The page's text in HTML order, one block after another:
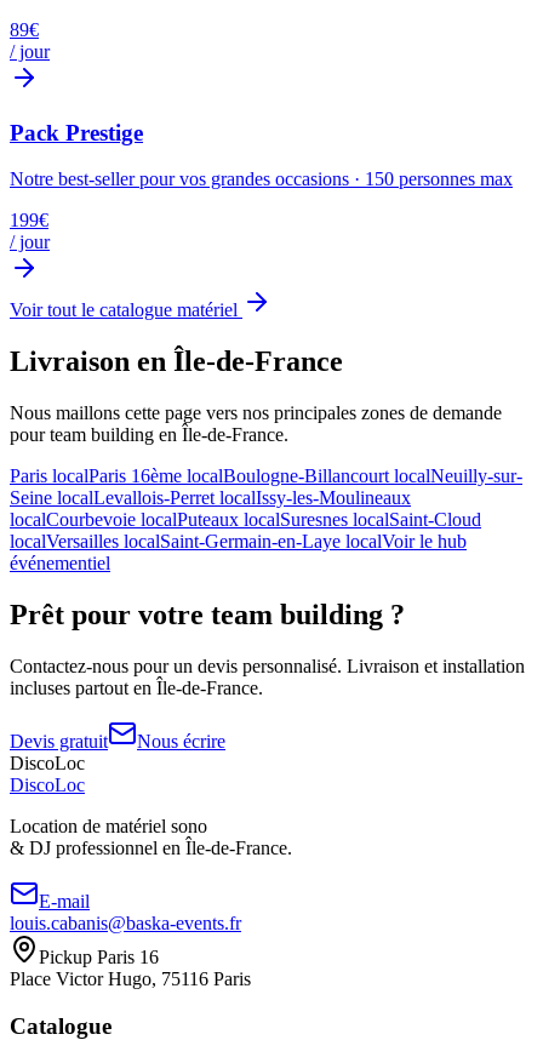
89€
/ jour
Pack Prestige
Notre best-seller pour vos grandes occasions · 150 personnes max
199€
/ jour
Voir tout le catalogue matériel
Livraison en Île-de-France
Nous maillons cette page vers nos principales zones de demande
pourteam building en Île-de-France.
Paris localParis 16ème localBoulogne-Billancourt localNeuilly-sur-
Seine localLevallois-Perret localIssy-les-Moulineaux
localCourbevoie localPuteaux localSuresnes localSaint-Cloud
localVersailles localSaint-Germain-en-Laye localVoir le hub
événementiel
Prêt pour votre team building ?
Contactez-nous pour un devis personnalisé. Livraison et installation
incluses partout en Île-de-France.
Devis gratuit
Nous écrire
DiscoLoc
DiscoLoc
Location de matériel sono
& DJ professionnel en Île-de-France.
E-mail
louis.cabanis@baska-events.fr
Pickup Paris 16
Place Victor Hugo, 75116 Paris
Catalogue